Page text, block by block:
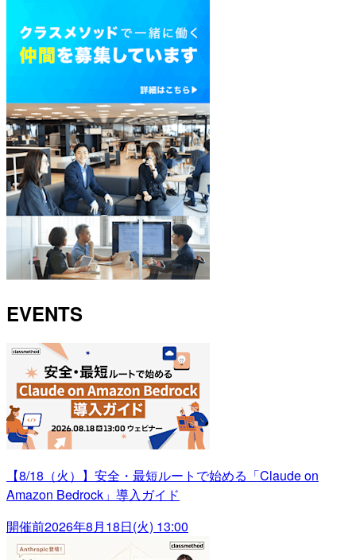
EVENTS
【8/18（火）】安全・最短ルートで始める「Claude on
Amazon Bedrock」導入ガイド
開催前2026年8月18日(火) 13:00